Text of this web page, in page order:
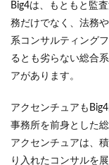
Big4は、もともと監
務だけでなく、法務
系コンサルティング
るとも劣らない総合
アがあります。
アクセンチュアも
事務所を前身とした
アクセンチュアは、
り入れたコンサルを